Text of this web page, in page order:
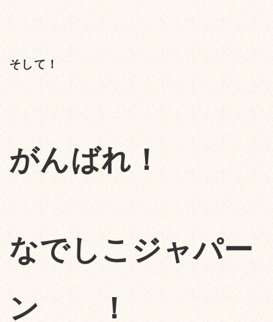
そして！
がんばれ！
なでしこジャパー
ン
！